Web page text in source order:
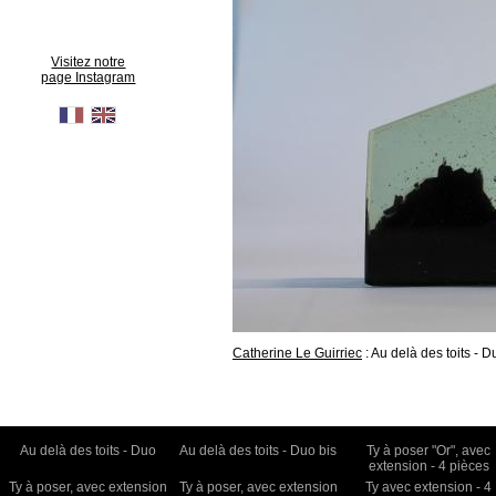
Visitez notre
page Instagram
Catherine Le Guirriec : Au delà des toits -
Au delà des toits - Duo Au delà des toits - Duo bis
Ty à poser "Or", avec
extension - 4 pièces
Ty à poser, avec extension
Ty à poser, avec extension
Ty avec extension - 4